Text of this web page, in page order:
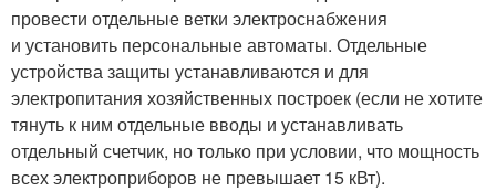
Требования к проводке Проводка в доме
Кабель к дому
провести отдельные ветки электроснабжения
и установить персональные автоматы. Отдельные
устройства защиты устанавливаются и для
электропитания хозяйственных построек (если не хотите
тянуть к ним отдельные вводы и устанавливать
отдельный счетчик, но только при условии, что мощность
всех электроприборов не превышает 15 кВт).